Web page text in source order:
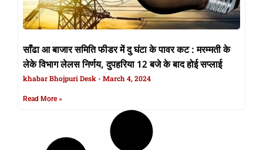
साँढा आ बाजार समिति फीडर में दु घंटा के पावर कट : मरम्मती के
लेके विभाग लेलस निर्णय, दुपहरिया 12 बजे के बाद होई सप्लाई
khabar Bhojpuri Desk March 4, 2024
Read More »